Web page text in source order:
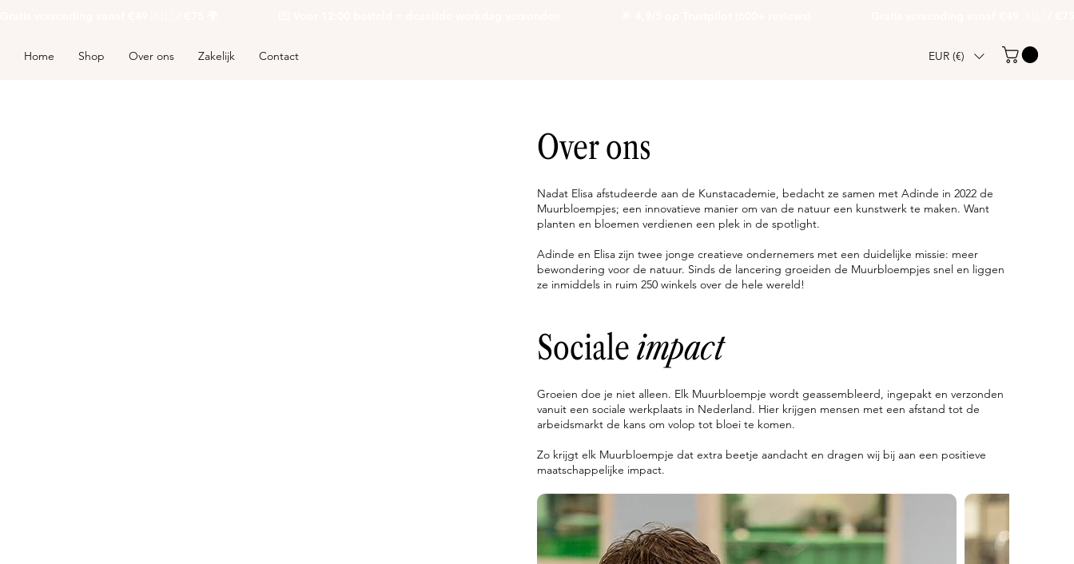
Home Shop Over ons Zakelijk Contact EUR (€)
Over ons
Nadat Elisa afstudeerde aan de Kunstacademie, bedacht ze samen met Adinde in 2022 de
Muurbloempjes; een innovatieve manier om van de natuur een kunstwerk te maken. Want
planten en bloemen verdienen een plek in de spotlight.
Adinde en Elisa zijn twee jonge creatieve ondernemers met een duidelijke missie: meer
bewondering voor de natuur. Sinds de lancering groeiden de Muurbloempjes snel en liggen
ze inmiddels in ruim 250 winkels over de hele wereld!
Socialeimpact
Groeien doe je niet alleen. Elk Muurbloempje wordt geassembleerd, ingepakt en verzonden
vanuit een sociale werkplaats in Nederland. Hier krijgen mensen met een afstand tot de
arbeidsmarkt de kans om volop tot bloei te komen.
Zo krijgt elk Muurbloempje dat extra beetje aandacht en dragen wij bij aan een positieve
maatschappelijke impact.